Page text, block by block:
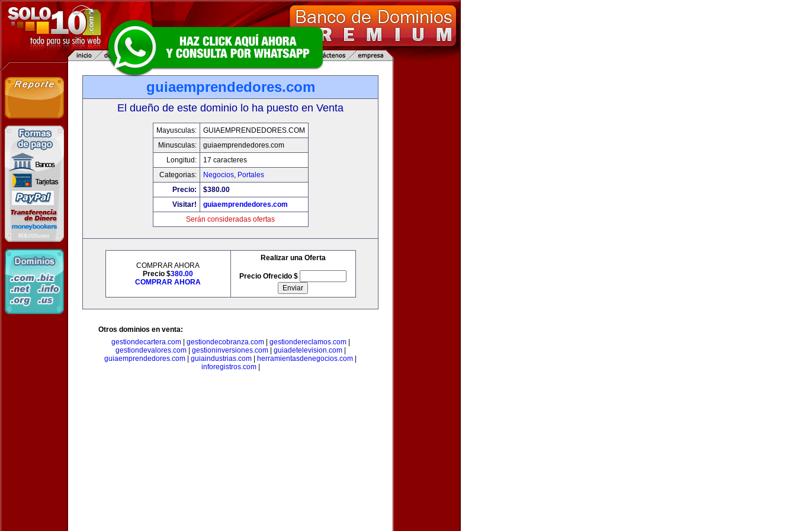
guiaemprendedores.com
El dueño de este dominio lo ha puesto en Venta
Mayusculas:
GUIAEMPRENDEDORES.COM
Minusculas:
guiaemprendedores.com
Longitud:
17 caracteres
Categorias:
Negocios, Portales
Precio:
$380.00
Visitar!
guiaemprendedores.com
Serán consideradas ofertas
COMPRAR AHORA
Precio $380.00
COMPRAR AHORA
Realizar una Oferta
Precio Ofrecido $
Otros dominios en venta:
gestiondecartera.com| gestiondecobranza.com| gestiondereclamos.com|
gestiondevalores.com| gestioninversiones.com| guiadetelevision.com|
guiaemprendedores.com
guiaindustrias.com herramientasdenegocios.com
inforegistros.com|